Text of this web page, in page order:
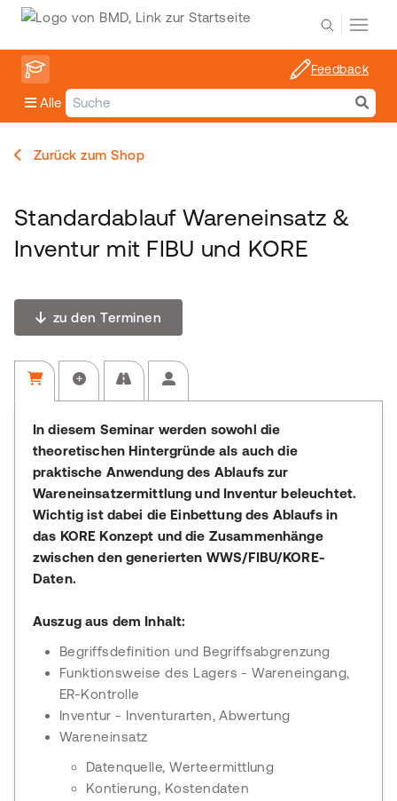
Alle
Feedback
Zurück zum Shop
Standardablauf Wareneinsatz &
Inventur mit FIBU und KORE
zu den Terminen
In diesem Seminar werden sowohl die
theoretischen Hintergründe als auch die
praktische Anwendung des Ablaufs zur
Wareneinsatzermittlung und Inventur beleuchtet.
Wichtig ist dabei die Einbettung des Ablaufs in
das KORE Konzept und die Zusammenhänge
zwischen den generierten WWS/FIBU/KORE-
Daten.
Auszug aus dem Inhalt:
Begriffsdefinition und Begriffsabgrenzung
Funktionsweise des Lagers - Wareneingang,
ER-Kontrolle
Inventur - Inventurarten, Abwertung
Wareneinsatz
Datenquelle, Werteermittlung
Kontierung, Kostendaten